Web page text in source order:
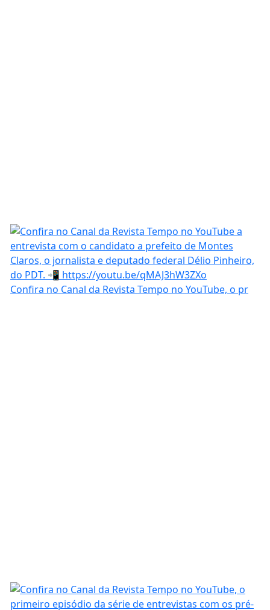
Confira no Canal da Revista Tempo no YouTube, o pr